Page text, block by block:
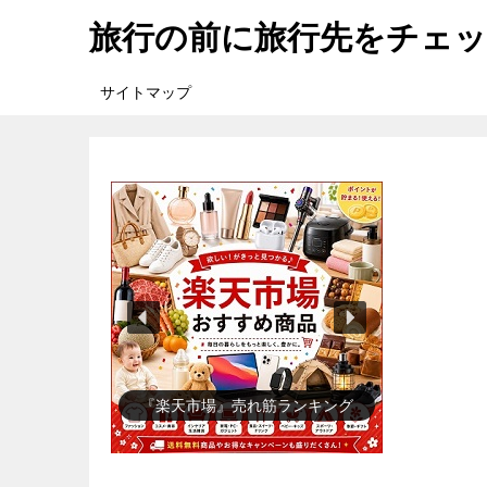
旅行の前に旅行先をチェ
サイトマップ
『楽天市場』売れ筋ランキング